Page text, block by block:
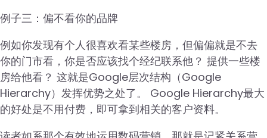
例子三：偏不看你的品牌
例如你发现有个人很喜欢看某些楼房，但偏偏就是不去
你的门市看，你是否应该找个经纪联系他？ 提供一些楼
房给他看？ 这就是Google层次结构（Google
Hierarchy）发挥优势之处了。 Google Hierarchy最大
的好处是不用付费，即可拿到相关的客户资料。